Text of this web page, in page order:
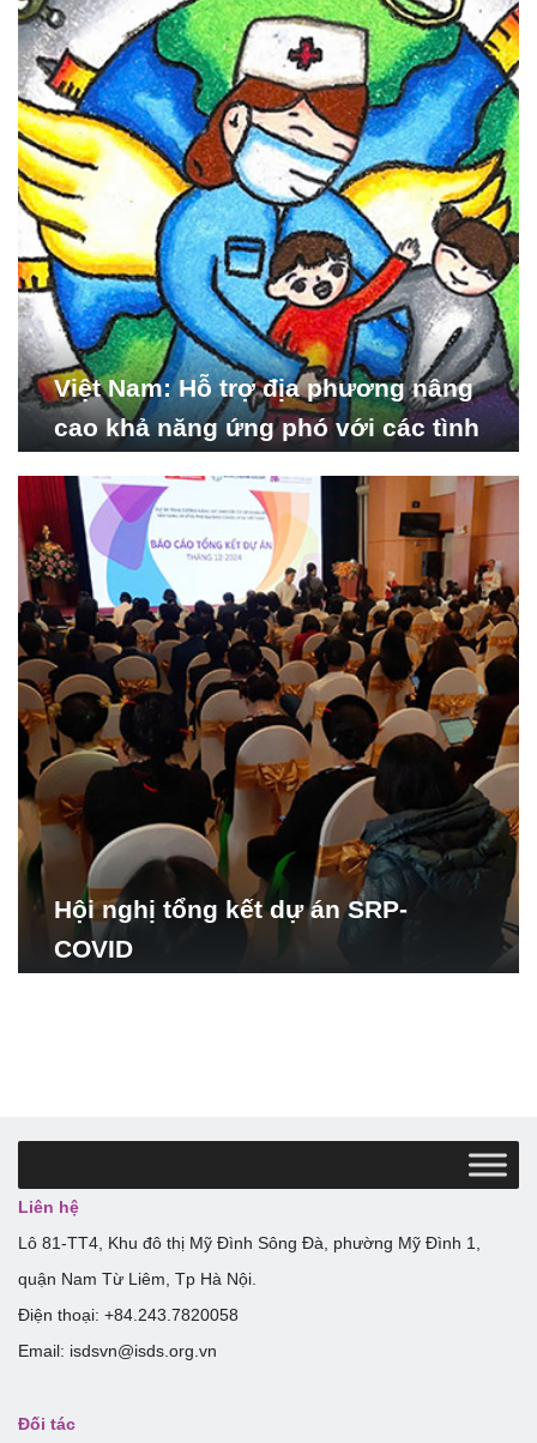
hội_ISDS)
Việt Nam: Hỗ trợ địa phương nâng
cao khả năng ứng phó với các tình
Hội nghị tổng kết dự án SRP-
COVID
Liên hệ
Lô 81-TT4, Khu đô thị Mỹ Đình Sông Đà, phường Mỹ Đình 1,
quận Nam Từ Liêm, Tp Hà Nội.
Điện thoại: +84.243.7820058
Email: isdsvn@isds.org.vn
Đối tác